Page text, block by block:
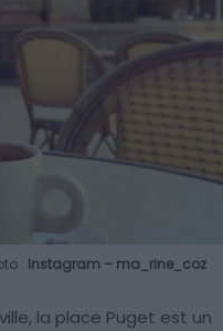
: Instagram – ma_rine_coz
la place Puget est un